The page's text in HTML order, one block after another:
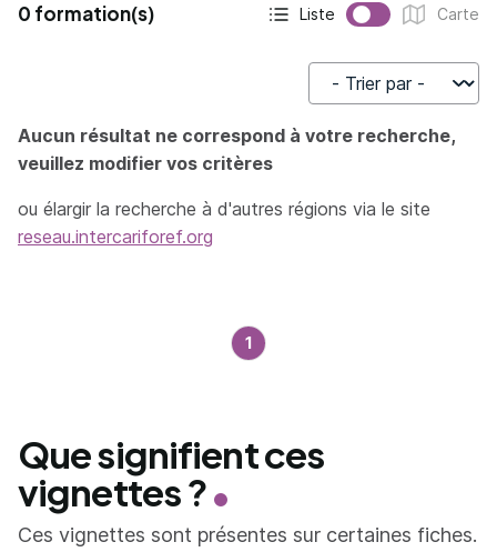
0 formation(s)
Affichage actif :
Liste
Affichage :
Carte
Trier par
Aucun résultat ne correspond à votre recherche,
veuillez modifier vos critères
ou élargir la recherche à d'autres régions via le site
reseau.intercariforef.org
1
Que signifient ces
vignettes ?
Ces vignettes sont présentes sur certaines fiches.